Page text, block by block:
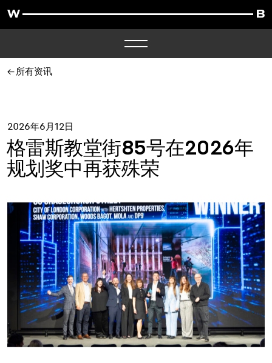
所有资讯
2026年6月12日
格雷斯教堂街85号在2026年
规划奖中再获殊荣